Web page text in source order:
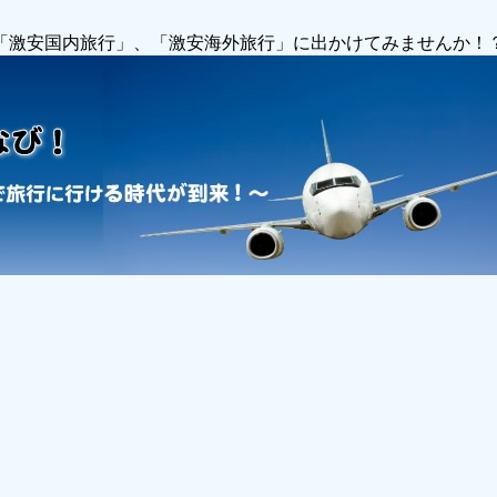
安国内旅行」、「激安海外旅行」に出かけてみませんか！